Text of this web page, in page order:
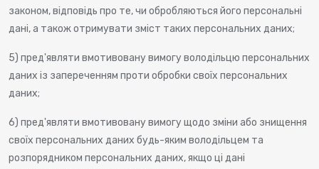
законом, відповідь про те, чи обробляються його персональні
дані, а також отримувати зміст таких персональних даних;
5) пред'являти вмотивовану вимогу володільцю персональних
даних із запереченням проти обробки своїх персональних
даних;
6) пред'являти вмотивовану вимогу щодо зміни або знищення
своїх персональних даних будь-яким володільцем та
розпорядником персональних даних, якщо ці дані